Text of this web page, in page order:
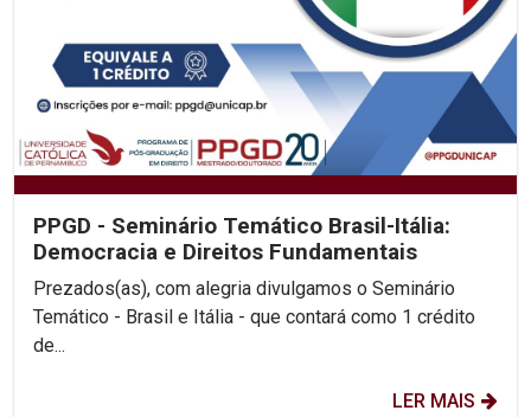
PPGD - Seminário Temático Brasil-Itália:
Democracia e Direitos Fundamentais
Prezados(as), com alegria divulgamos o Seminário
Temático - Brasil e Itália - que contará como 1 crédito
de...
LER MAIS